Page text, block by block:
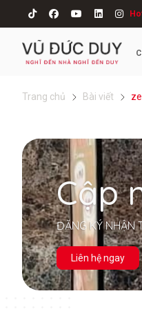
Trang chủ Bài viết
Cập
ĐĂNG KÝ NHẬN
Liên hệ ngay